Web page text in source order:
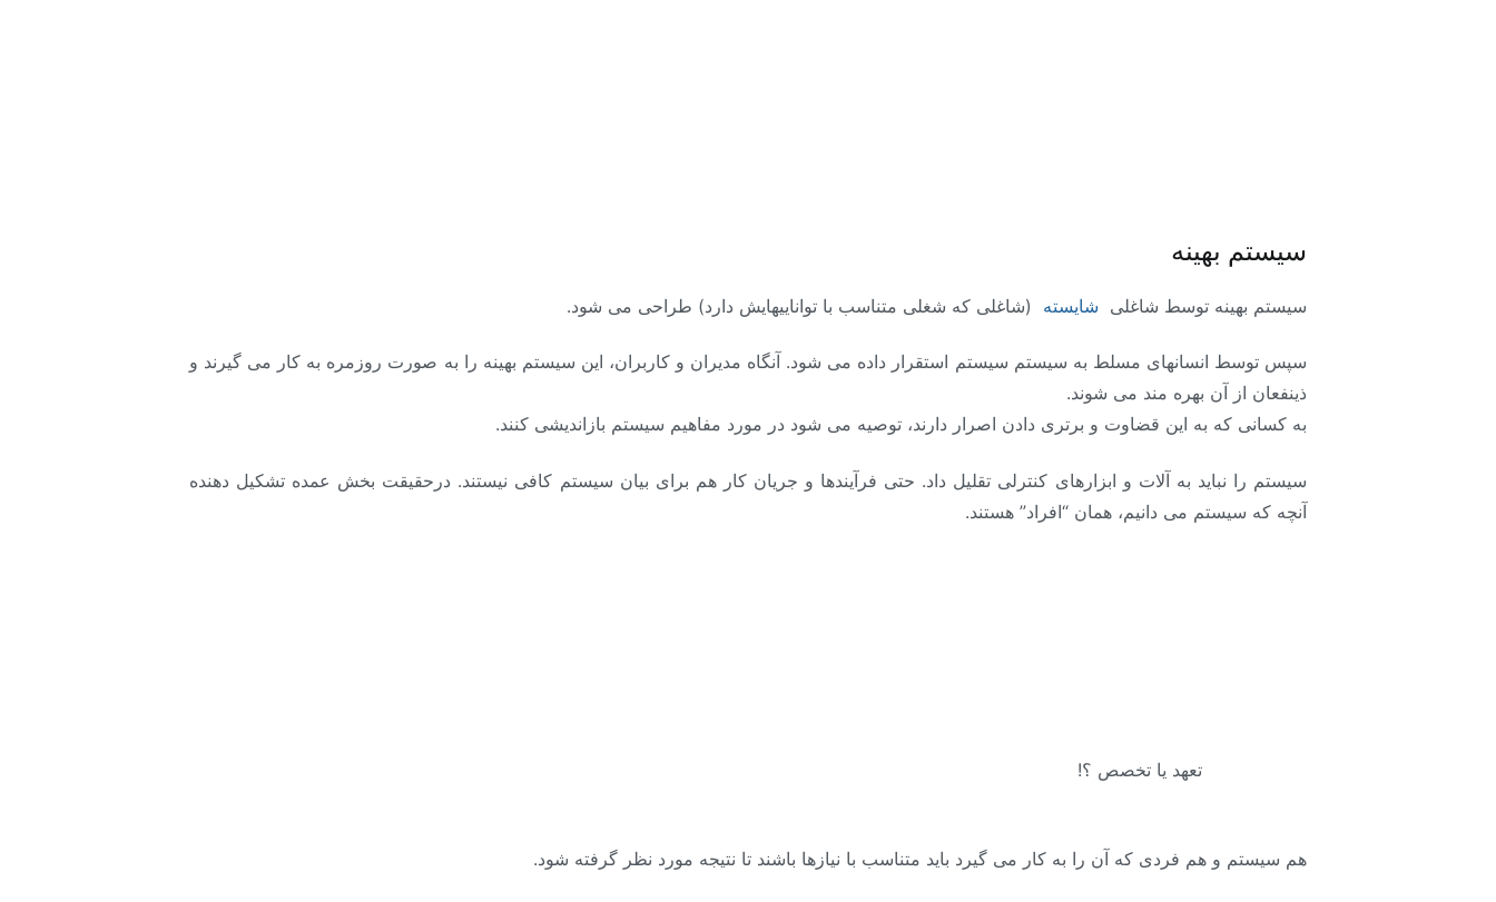
سیستم بهینه
سیستم بهینه توسط شاغلی شایسته (شاغلی که شغلی متناسب با تواناییهایش دارد) طراحی می شود.
سپس توسط انسانهای مسلط به سیستم سیستم استقرار داده می شود. آنگاه مدیران و کاربران، این سیستم بهینه را به صورت روزمره به کار می گیرند و
ذینفعان از آن بهره مند می شوند.
به کسانی که به این قضاوت و برتری دادن اصرار دارند، توصیه می شود در مورد مفاهیم سیستم بازاندیشی کنند.
سیستم را نباید به آلات و ابزارهای کنترلی تقلیل داد. حتی فرآیندها و جریان کار هم برای بیان سیستم کافی نیستند. درحقیقت بخش عمده تشکیل دهنده
آنچه که سیستم می دانیم، همان “افراد” هستند.
تعهد یا تخصص ؟!
هم سیستم و هم فردی که آن را به کار می گیرد باید متناسب با نیازها باشند تا نتیجه مورد نظر گرفته شود.